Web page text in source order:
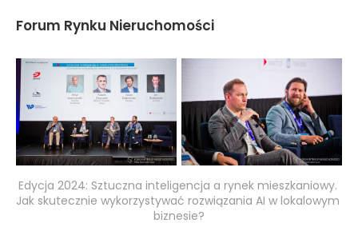
Forum Rynku Nieruchomości
Edycja 2024: Sztuczna inteligencja a rynek mieszkaniowy.
Jak skutecznie wykorzystywać rozwiązania AI w lokalowym
biznesie?